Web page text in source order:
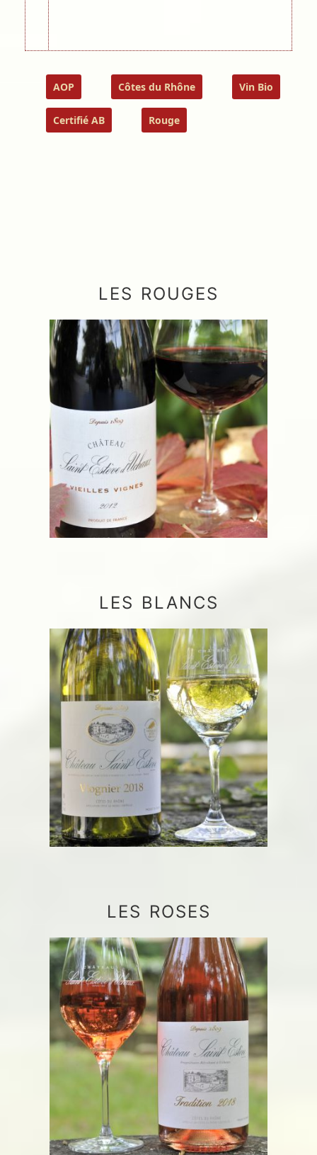
AOP Côtes du Rhône Vin Bio
Certifié AB Rouge
LES ROUGES
LES BLANCS
LES ROSES